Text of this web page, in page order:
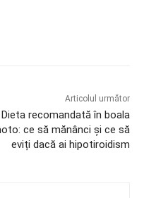
Articolul următor
Dieta recomandată în boala
ce să mănânci și ce să
eviți dacă ai hipotiroidism